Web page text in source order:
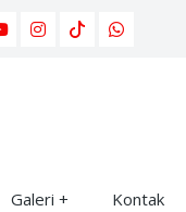
Galeri Kontak